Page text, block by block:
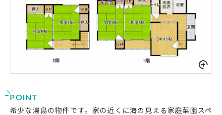
POINT
希少な湯島の物件です。家の近くに海の見える家庭菜園スペ